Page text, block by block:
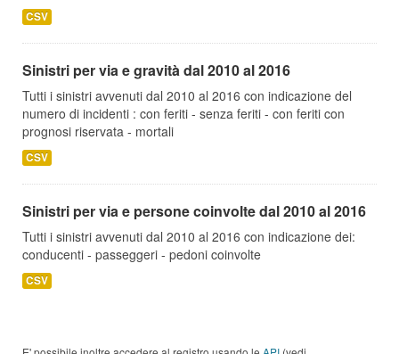
CSV
Sinistri per via e gravità dal 2010 al 2016
Tutti i sinistri avvenuti dal 2010 al 2016 con indicazione del
numero di incidenti : con feriti - senza feriti - con feriti con
prognosi riservata - mortali
CSV
Sinistri per via e persone coinvolte dal 2010 al 2016
Tutti i sinistri avvenuti dal 2010 al 2016 con indicazione dei:
conducenti - passeggeri - pedoni coinvolte
CSV